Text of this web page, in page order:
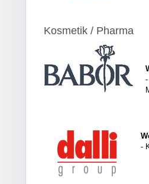
Kosmetik / Pharma
-